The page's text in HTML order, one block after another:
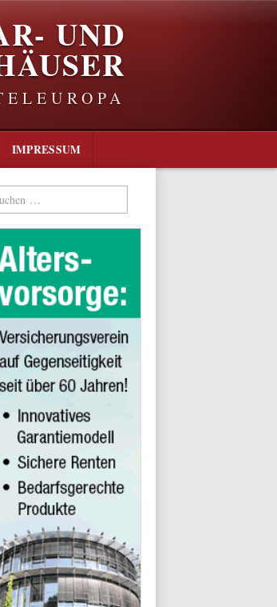
UND
IMPRESSUM